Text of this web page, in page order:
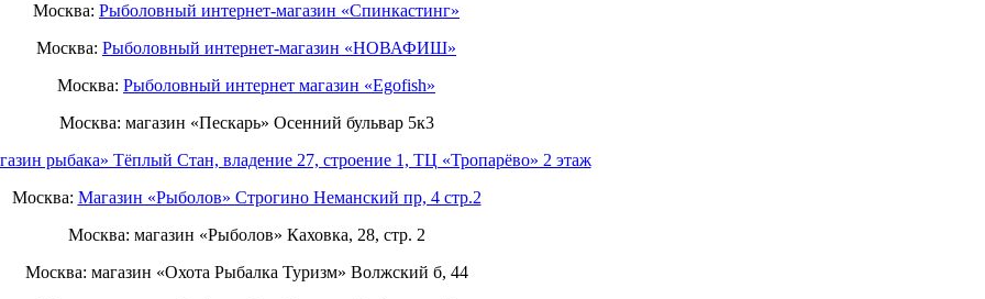
Москва: Рыболовный интернет-магазин «Спинкастинг»
Москва: Рыболовный интернет-магазин «НОВАФИШ»
Москва: Рыболовный интернет магазин «Egofish»
Москва: магазин «Пескарь» Осенний бульвар 5к3
рыбака» Тёплый Стан, владение 27, строение 1, ТЦ «Тропарёво» 2 этаж
Москва: Магазин «Рыболов» Строгино Неманский пр, 4 стр.2
Москва: магазин «Рыболов» Каховка, 28, стр. 2
Москва: магазин «Охота Рыбалка Туризм» Волжский б, 44